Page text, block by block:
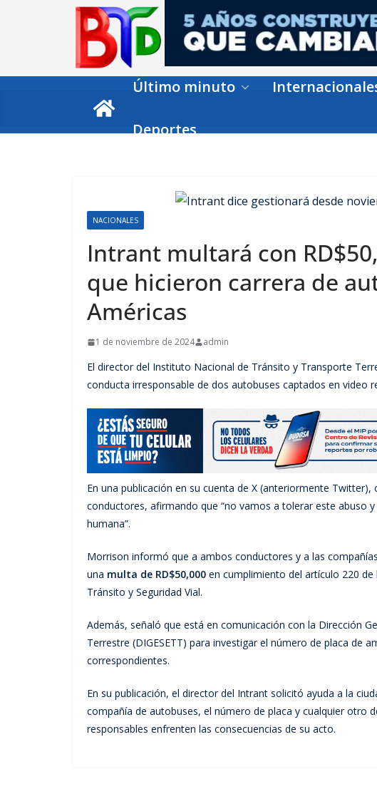
Último minuto
Deportes
NACIONALES
Intrant multará con
que hicieron carrera de
Américas
1 de noviembre de 2024 admin
El director del Instituto Nacional de Tránsito y Transporte
conducta irresponsable de dos autobuses captados en video
En una publicación en su cuenta de X (anteriormente
conductores, afirmando que “no vamos a tolerar este abuso
humana”.
Morrison informó que a ambos conductores y a las
una multa de RD$50,000 en cumplimiento del artículo 220
Tránsito y Seguridad Vial.
Además, señaló que está en comunicación con la Dirección
Terrestre (DIGESETT) para investigar el número de placa de
correspondientes.
En su publicación, el director del Intrant solicitó ayuda a la
compañía de autobuses, el número de placa y cualquier otro
responsables enfrenten las consecuencias de su acto.